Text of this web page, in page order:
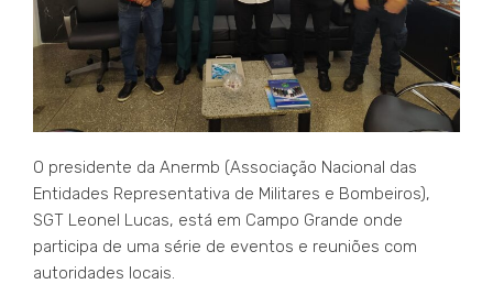
O presidente da Anermb (Associação Nacional das
Entidades Representativa de Militares e Bombeiros),
SGT Leonel Lucas, está em Campo Grande onde
participa de uma série de eventos e reuniões com
autoridades locais.